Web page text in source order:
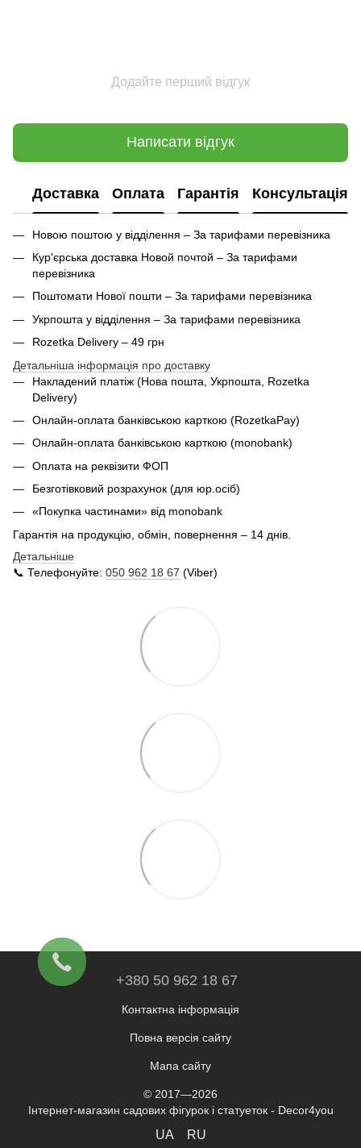
Додайте перший відгук
Написати відгук
Доставка Оплата Гарантія Консультація
Новою поштою у відділення – За тарифами перевізника
Кур'єрська доставка Новой почтой – За тарифами
перевізника
Поштомати Нової пошти – За тарифами перевізника
Укрпошта у відділення – За тарифами перевізника
Rozetka Delivery – 49 грн
Детальніша інформація про доставку
Накладений платіж (Нова пошта, Укрпошта, Rozetka
Delivery)
Онлайн-оплата банківською карткою (RozetkaPay)
Онлайн-оплата банківською карткою (monobank)
Оплата на реквізити ФОП
Безготівковий розрахунок (для юр.осіб)
«Покупка частинами» від monobank
Гарантія на продукцію, обмін, повернення – 14 днів.
Детальніше
📞 Телефонуйте: 050 962 18 67 (Viber)
+380 50 962 18 67
Контактна інформація
Повна версія сайту
Мапа сайту
© 2017—2026
Інтернет-магазин садових фігурок і статуеток - Decor4you
UA RU